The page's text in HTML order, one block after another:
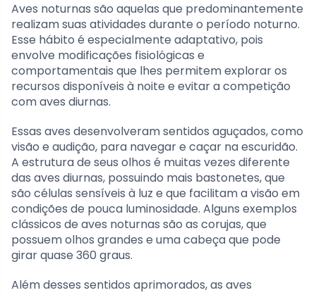
Aves noturnas são aquelas que predominantemente
realizam suas atividades durante o período noturno.
Esse hábito é especialmente adaptativo, pois
envolve modificações fisiológicas e
comportamentais que lhes permitem explorar os
recursos disponíveis à noite e evitar a competição
com aves diurnas.
Essas aves desenvolveram sentidos aguçados, como
visão e audição, para navegar e caçar na escuridão.
A estrutura de seus olhos é muitas vezes diferente
das aves diurnas, possuindo mais bastonetes, que
são células sensíveis à luz e que facilitam a visão em
condições de pouca luminosidade. Alguns exemplos
clássicos de aves noturnas são as corujas, que
possuem olhos grandes e uma cabeça que pode
girar quase 360 graus.
Além desses sentidos aprimorados, as aves